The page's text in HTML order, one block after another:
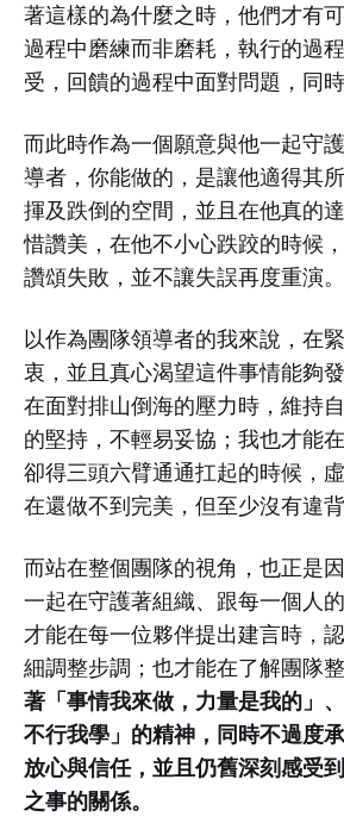
著這樣的為什麼之時，他們才有
過程中磨練而非磨耗，執行的過
受，回饋的過程中面對問題，同時
而此時作為一個願意與他一起守
導者，你能做的，是讓他適得其
揮及跌倒的空間，並且在他真的
惜讚美，在他不小心跌跤的時候
讚頌失敗，並不讓失誤再度重演。
以作為團隊領導者的我來說，在
衷，並且真心渴望這件事情能夠
在面對排山倒海的壓力時，維持
的堅持，不輕易妥協；我也才能
卻得三頭六臂通通扛起的時候，
在還做不到完美，但至少沒有違背
而站在整個團隊的視角，也正是
一起在守護著組織、跟每一個人
才能在每一位夥伴提出建言時，
細調整步調；也才能在了解團隊
著「事情我來做，力量是我的」
不行我學」的精神，同時不過度
放心與信任，並且仍舊深刻感受
之事的關係。